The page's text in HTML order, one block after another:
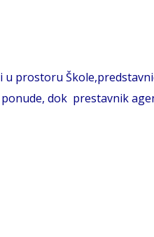
u prostoru
dok prestavnik